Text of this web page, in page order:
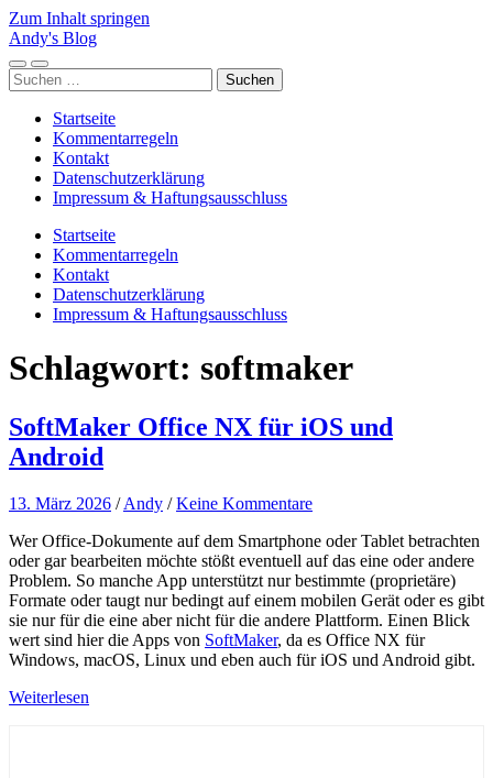
Zum Inhalt springen
Andy's Blog
Mobile-
Menü
Suchfeld
ein-/ausblenden
Suchen
nach:
Startseite
Kommentarregeln
Kontakt
Datenschutzerklärung
Impressum & Haftungsausschluss
Startseite
Kommentarregeln
Kontakt
Datenschutzerklärung
Impressum & Haftungsausschluss
Schlagwort: softmaker
SoftMaker Office NX für iOS und
Android
13. März 2026 /Andy /Keine Kommentare
Wer Office-Dokumente auf dem Smartphone oder Tablet betrachten
oder gar bearbeiten möchte stößt eventuell auf das eine oder andere
Problem. So manche App unterstützt nur bestimmte (proprietäre)
Formate oder taugt nur bedingt auf einem mobilen Gerät oder es gibt
sie nur für die eine aber nicht für die andere Plattform. Einen Blick
wert sind hier die Apps von SoftMaker, da es Office NX für
Windows, macOS, Linux und eben auch für iOS und Android gibt.
Weiterlesen